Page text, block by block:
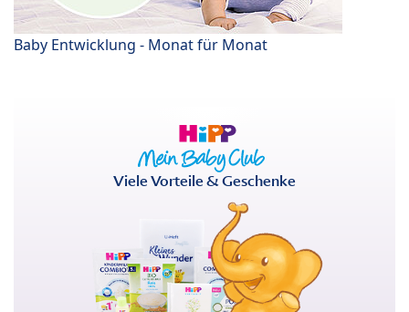
Baby Entwicklung - Monat für Monat
Viele Vorteile & Geschenke